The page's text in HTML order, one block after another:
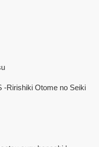
-Ririshiki Otome no Seiki